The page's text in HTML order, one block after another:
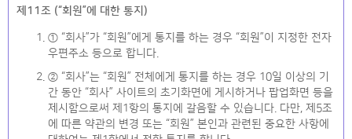
제11조 (“회원”에 대한 통지)
① “회사”가 “회원”에게 통지를 하는 경우 “회원”이 지정한 전자
우편주소 등으로 합니다.
② “회사”는 “회원” 전체에게 통지를 하는 경우 10일 이상의 기
간 동안 “회사” 사이트의 초기화면에 게시하거나 팝업화면 등을
제시함으로써 제1항의 통지에 갈음할 수 있습니다. 다만, 제5조
에 따른 약관의 변경 또는 “회원” 본인과 관련된 중요한 사항에